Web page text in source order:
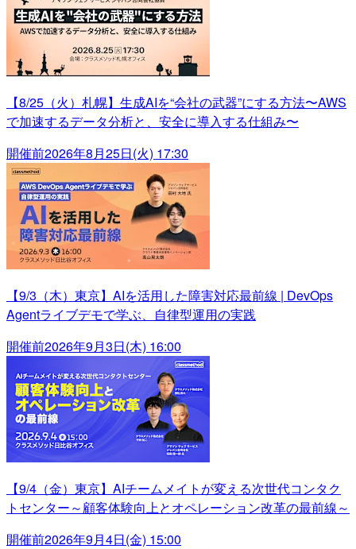
【8/25（火）札幌】生成AIを“会社の武器”にする方法〜AWS
で加速するデータ分析と、安全に導入する仕組み〜
開催前2026年8月25日(火) 17:30
【9/3（木）東京】AIを活用した障害対応最前線 | DevOps
Agentライブデモで学ぶ、自律型運用の実践
開催前2026年9月3日(木) 16:00
【9/4（金）東京】AIチームメイトが変える次世代コンタク
トセンター～顧客体験向上とオペレーション改革の最前線～
開催前2026年9月4日(金) 15:00